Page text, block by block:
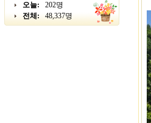
오늘:
202명
전체:
48,337명